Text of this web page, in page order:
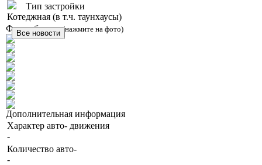
Тип застройки
Котеджная (в т.ч. таунхаусы)
Фото объекта(нажмите на фото)
Дополнительная информация
Характер авто- движения
-
Количество авто-
-